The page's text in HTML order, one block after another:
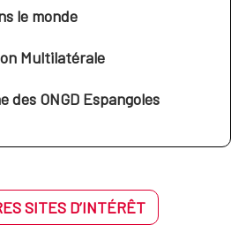
le monde
Multilatérale
des ONGD Espangoles
SITES D’INTÉRÊT